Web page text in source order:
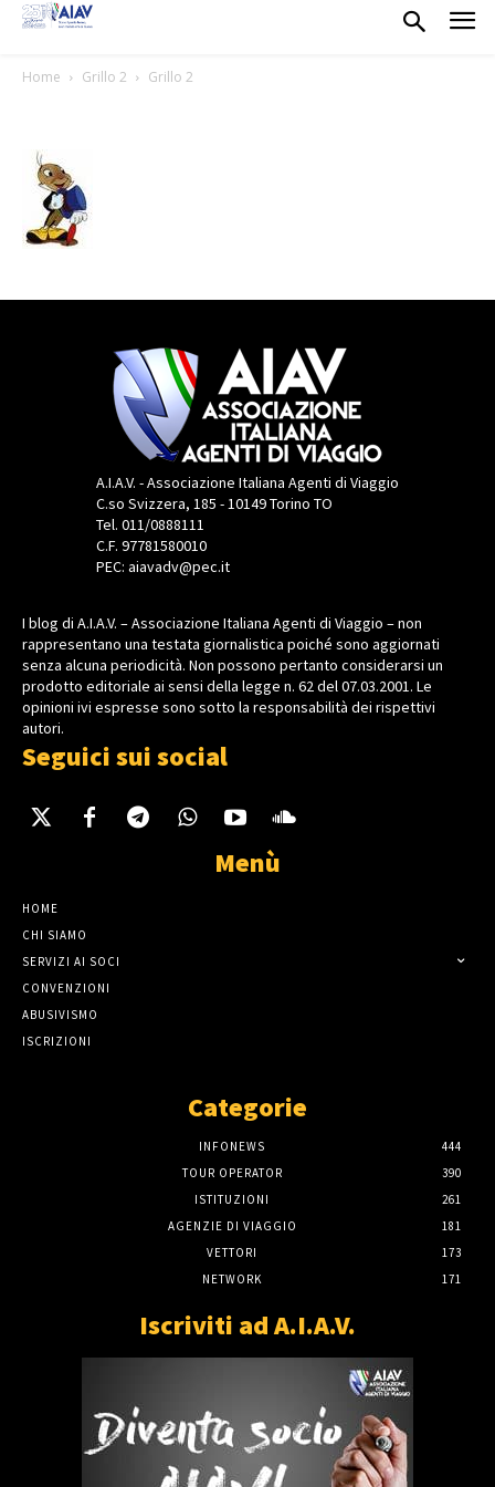
Home Grillo 2 Grillo 2
A.I.A.V. - Associazione Italiana Agenti di Viaggio
C.so Svizzera, 185 - 10149 Torino TO
Tel. 011/0888111
C.F. 97781580010
PEC: aiavadv@pec.it
I blog di A.I.A.V. – Associazione Italiana Agenti di Viaggio – non
rappresentano una testata giornalistica poiché sono aggiornati
senza alcuna periodicità. Non possono pertanto considerarsi un
prodotto editoriale ai sensi della legge n. 62 del 07.03.2001. Le
opinioni ivi espresse sono sotto la responsabilità dei rispettivi
autori.
Seguici sui social
Menù
HOME
CHI SIAMO
SERVIZI AI SOCI
CONVENZIONI
ABUSIVISMO
ISCRIZIONI
Categorie
INFONEWS
444
TOUR OPERATOR
390
ISTITUZIONI
261
AGENZIE DI VIAGGIO
181
VETTORI
173
NETWORK
171
Iscriviti ad A.I.A.V.